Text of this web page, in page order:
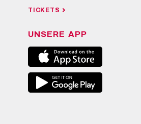
TICKETS
UNSERE APP